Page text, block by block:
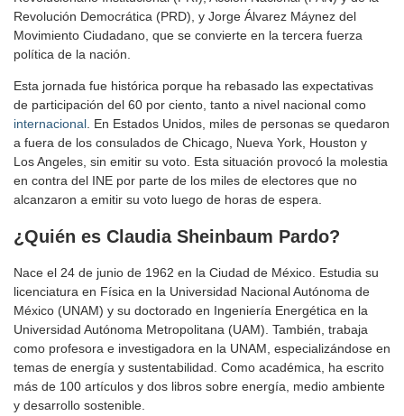
Revolución Democrática (PRD), y Jorge Álvarez Máynez del
Movimiento Ciudadano, que se convierte en la tercera fuerza
política de la nación.
Esta jornada fue histórica porque ha rebasado las expectativas
de participación del 60 por ciento, tanto a nivel nacional como
internacional. En Estados Unidos, miles de personas se quedaron
a fuera de los consulados de Chicago, Nueva York, Houston y
Los Angeles, sin emitir su voto. Esta situación provocó la molestia
en contra del INE por parte de los miles de electores que no
alcanzaron a emitir su voto luego de horas de espera.
¿Quién es Claudia Sheinbaum Pardo?
Nace el 24 de junio de 1962 en la Ciudad de México. Estudia su
licenciatura en Física en la Universidad Nacional Autónoma de
México (UNAM) y su doctorado en Ingeniería Energética en la
Universidad Autónoma Metropolitana (UAM). También, trabaja
como profesora e investigadora en la UNAM, especializándose en
temas de energía y sustentabilidad. Como académica, ha escrito
más de 100 artículos y dos libros sobre energía, medio ambiente
y desarrollo sostenible.